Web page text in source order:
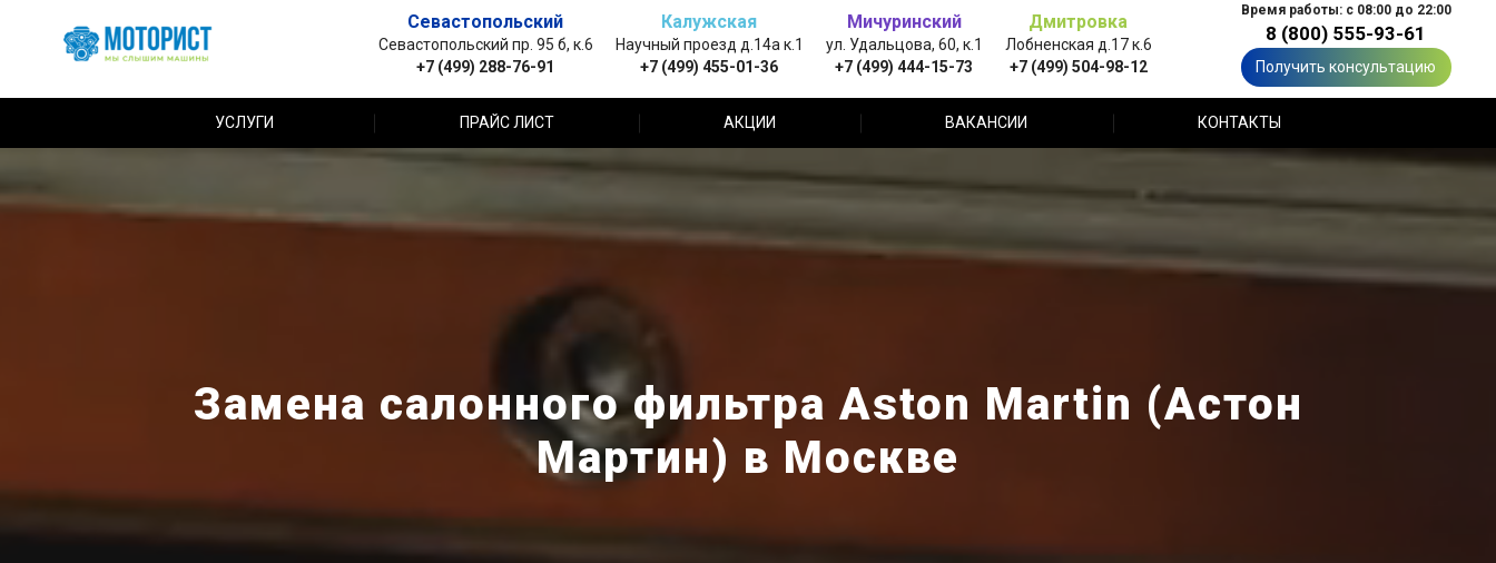
Севастопольский
Севастопольский пр. 95 б, к.6
+7 (499) 288-76-91
Калужская
Научный проезд д.14а к.1
+7 (499) 455-01-36
Мичуринский
ул. Удальцова, 60, к.1
+7 (499) 444-15-73
Дмитровка
Лобненская д.17 к.6
+7 (499) 504-98-12
Время работы: с 08:00 до 22:00
8 (800) 555-93-61
Получить консультацию
УСЛУГИ ПРАЙС ЛИСТ АКЦИИ ВАКАНСИИ КОНТАКТЫ
Замена салонного фильтра Aston Martin (Астон
Мартин) в Москве